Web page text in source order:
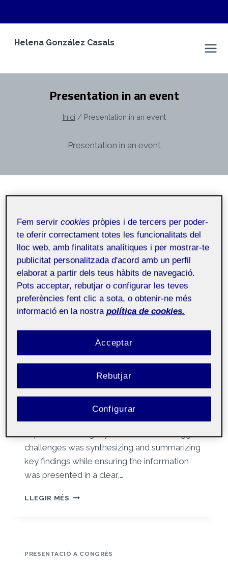
Helena González Casals
Presentation in an event
Inici / Presentation in an event
Presentation in an event
Sex differences in alcohol
and drug use in sexual
contexts among sexually
active adolescents: an
observational study
Per Helena González Casals 25 març, 2025
Tutoria Doctorat en
Públic
the Institut d’Investigació Germans Trias i Pujol
Research Retreat was a valuable learning
experience during my PhD. One of the biggest
challenges was synthesizing and summarizing
key findings while ensuring the information
was presented in a clear,…
LLEGIR MÉS SEX
DRUG
PRESENTACIÓ A CONGRÉS
Fem servircookies pròpies i de tercers per poder-
te oferir correctament totes les funcionalitats del
lloc web, amb finalitats analítiques i per mostrar-te
publicitat personalitzada d'acord amb un perfil
elaborat a partir dels teus hàbits de navegació.
Pots acceptar, rebutjar o configurar les teves
preferències fent clic a sota, o obtenir-ne més
informació en la nostra política de cookies.
Rebutjar
Acceptar
Configurar